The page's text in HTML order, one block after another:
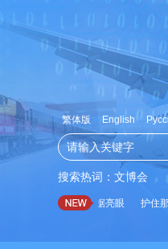
繁体版 English
搜索热词： 文博会
质生产力发展数据亮眼 护住那片绿